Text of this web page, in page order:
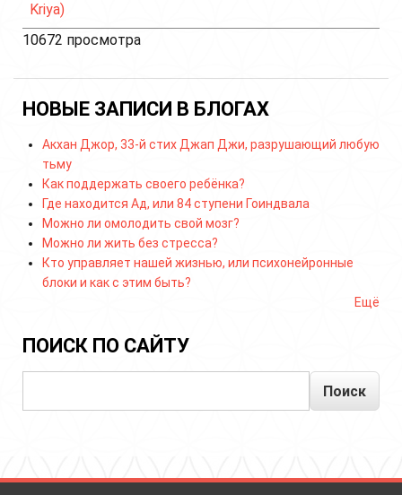
Kriya)
10672 просмотра
НОВЫЕ ЗАПИСИ В БЛОГАХ
Акхан Джор, 33-й стих Джап Джи, разрушающий любую
тьму
Как поддержать своего ребёнка?
Где находится Ад, или 84 ступени Гоиндвала
Можно ли омолодить свой мозг?
Можно ли жить без стресса?
Кто управляет нашей жизнью, или психонейронные
блоки и как с этим быть?
Ещё
ПОИСК ПО САЙТУ